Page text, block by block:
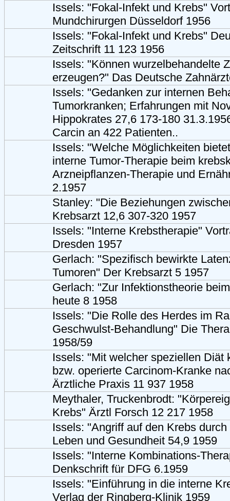
Issels: "Fokal-Infekt und Krebs"
Mundchirurgen Düsseldorf 1956
Issels: "Fokal-Infekt und Krebs"
Zeitschrift 11 123 1956
Issels: "Können wurzelbehandelte
erzeugen?" Das Deutsche
Issels: "Gedanken zur internen
Tumorkranken; Erfahrungen mit
Hippokrates 27,6 173-180
Carcin an 422 Patienten..
Issels: "Welche Möglichkeiten
interne Tumor-Therapie beim
Arzneipflanzen-Therapie und
2.1957
Stanley: "Die Beziehungen
Krebsarzt 12,6 307-320 1957
Issels: "Interne Krebstherapie"
Dresden 1957
Gerlach: "Spezifisch bewirkte
Tumoren" Der Krebsarzt 5 1957
Gerlach: "Zur Infektionstheorie
heute 8 1958
Issels: "Die Rolle des Herdes im
Geschwulst-Behandlung" Die
1958/59
Issels: "Mit welcher speziellen Diät
bzw. operierte Carcinom-Kranke
Ärztliche Praxis 11 937 1958
Meythaler, Truckenbrodt:
Krebs" Ärztl Forsch 12 217 1958
Issels: "Angriff auf den Krebs
Leben und Gesundheit 54,9 1959
Issels: "Interne Kombinations-
Denkschrift für DFG 6.1959
Issels: "Einführung in die interne
Verlag der Ringberg-Klinik 1959